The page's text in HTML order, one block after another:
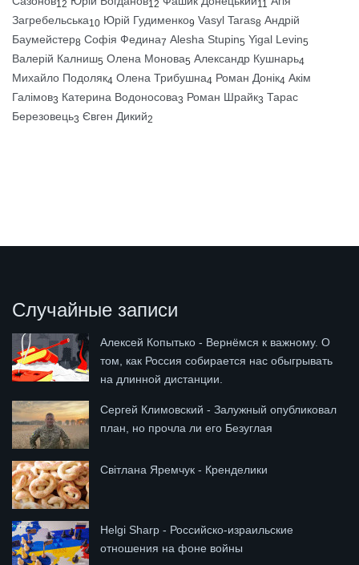
12 12 11
Загребельська10 Юрій Гудименко9 Vasyl Taras8 Андрій
Баумейстер8 Софія Федина7 Alesha Stupin5 Yigal Levin5
Валерій Калниш5 Олена Монова5 Александр Кушнарь4
Михайло Подоляк4 Олена Трибушна4 Роман Донік4 Акім
Галімов3 Катерина Водоносова3 Роман Шрайк3 Тарас
Березовець3 Євген Дикий2
Случайные записи
Алексей Копытько - Вернёмся к важному. О
том, как Россия собирается нас обыгрывать
на длинной дистанции.
Сергей Климовский - Залужный опубликовал
план, но прочла ли его Безуглая
Світлана Яремчук - Кренделики
Helgi Sharp - Российско-израильские
отношения на фоне войны